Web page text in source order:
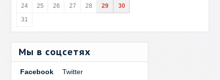
24
25 26 27 28 29
30
31
Мы в соцсетях
Facebook Twitter